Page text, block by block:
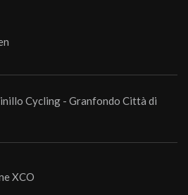
Cycling - Granfondo Città di
XCO